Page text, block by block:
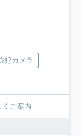
犯カメラ
くご案内